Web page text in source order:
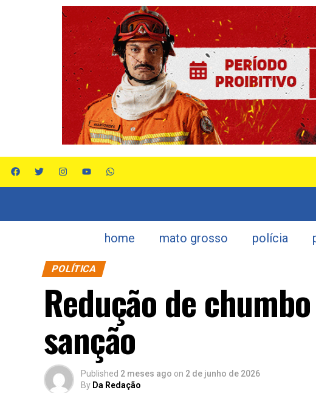
home mato grosso polícia
POLÍTICA
Redução de
sanção
Published 2 meses ago on 2 de junho de 2026
By Da Redação